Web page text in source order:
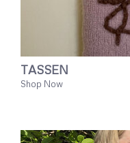
TASSEN
Shop Now